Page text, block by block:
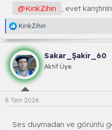
a
n
r
i
@KırıkZihin , evet
R
e
a
k
s
i
y
o
n
l
a
:
KırıkZihin
Sakar_Şakir_60
Aktif Üye
8 Tem 2026
Ses duymadan ve görüntü